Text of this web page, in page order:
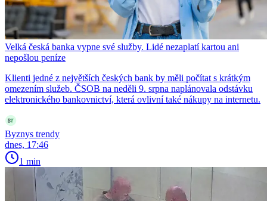
Velká česká banka vypne své služby. Lidé nezaplatí kartou ani
nepošlou peníze
Klienti jedné z největších českých bank by měli počítat s krátkým
omezením služeb. ČSOB na neděli 9. srpna naplánovala odstávku
elektronického bankovnictví, která ovlivní také nákupy na internetu.
Byznys trendy
dnes, 17:46
1 min